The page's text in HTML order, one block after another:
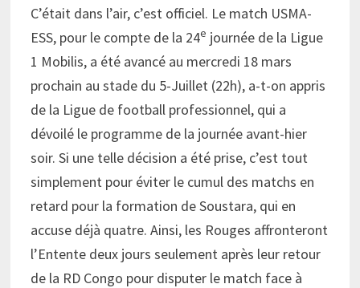
C’était dans l’air, c’est officiel. Le match USMA-
ESS, pour le compte de la 24e journée de la Ligue
1 Mobilis, a été avancé au mercredi 18 mars
prochain au stade du 5-Juillet (22h), a-t-on appris
de la Ligue de football professionnel, qui a
dévoilé le programme de la journée avant-hier
soir. Si une telle décision a été prise, c’est tout
simplement pour éviter le cumul des matchs en
retard pour la formation de Soustara, qui en
accuse déjà quatre. Ainsi, les Rouges affronteront
l’Entente deux jours seulement après leur retour
de la RD Congo pour disputer le match face à